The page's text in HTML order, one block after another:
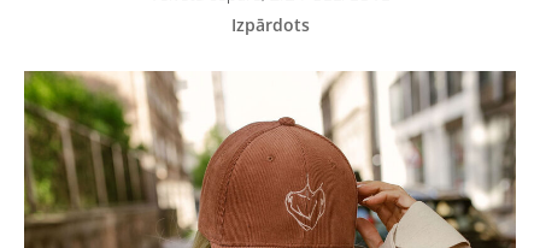
Izpārdots